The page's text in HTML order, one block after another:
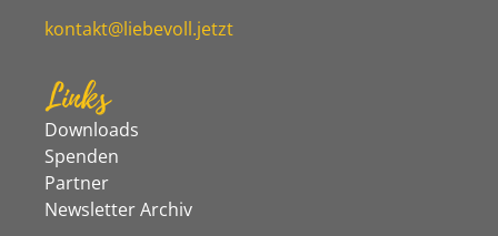
kontakt@liebevoll.jetzt
Links
Downloads
Spenden
Partner
Newsletter Archiv